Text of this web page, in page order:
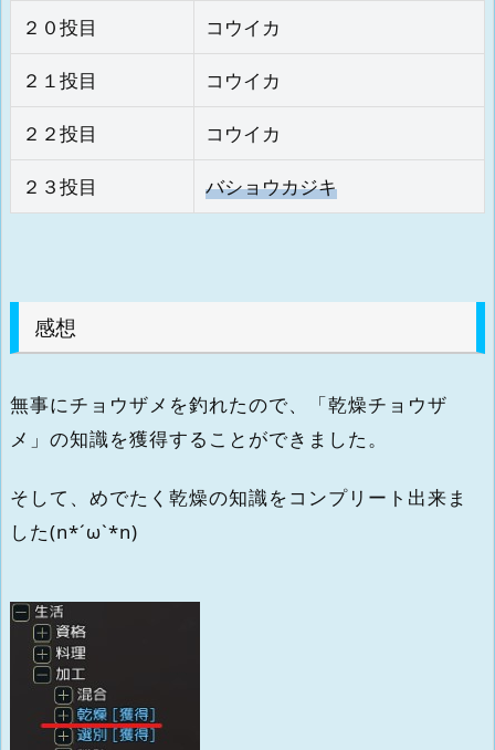
２０投目 コウイカ
２１投目 コウイカ
２２投目 コウイカ
２３投目 バショウカジキ
感想
無事にチョウザメを釣れたので、「乾燥チョウザ
メ」の知識を獲得することができました。
そして、めでたく乾燥の知識をコンプリート出来ま
した(n*´ω`*n)